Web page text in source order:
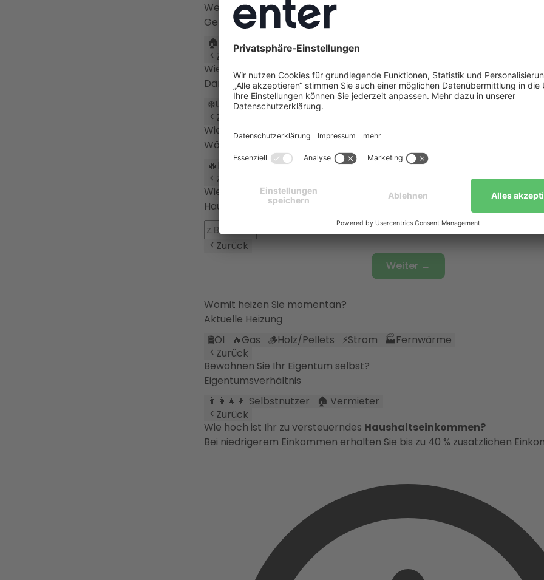
Welchen Gebäudetyp haben Sie?
Gebäudeart
🏠 Einfamilienhaus 🏘️Doppelhaushälfte
Zurück
Wie gut ist Ihr Gebäude gedämmt?
Dämmstandard
❄️Ungedämmt 🔧Teilsaniert ✅ Vollsaniert 🏗️
Neubaustandard
Zurück
Wie werden die Räume beheizt?
Wärmeverteilsystem
🔥
🌡️Fußbodenheizung Fußbodenheizung & Heizkörper
Zurück
Wie viele Personen leben in Ihrem Haushalt?
Haushaltsgröße
Zurück
Weiter →
Womit heizen Sie momentan?
Aktuelle Heizung
🛢️Öl 🔥Gas 🪵Holz/Pellets ⚡Strom 🏭Fernwärme
Zurück
Bewohnen Sie Ihr Eigentum selbst?
Eigentumsverhältnis
👨‍👩‍👧‍👦 Selbstnutzer
🏠 Vermieter
Zurück
Wie hoch ist Ihr zu versteuerndes Haushaltseinkommen?
Bei niedrigerem Einkommen erhalten Sie bis zu 40 % zusätzlichen